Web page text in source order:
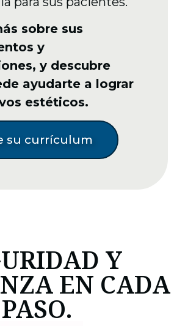
sobre sus
y
y descubre
ayudarte a lograr
estéticos.
su currículum
Y
EN CADA
PASO.